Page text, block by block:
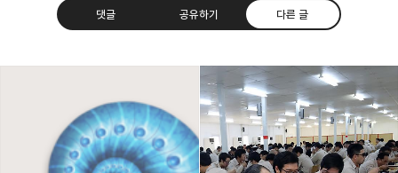
댓글 공유하기 다른 글
레이니아
다방면의 깊은 관심과 얕은 이해도를 갖춘 보편적
비주류이자 진화하는 영원한 주변인.
구독하기 카카오톡 라인 트위터